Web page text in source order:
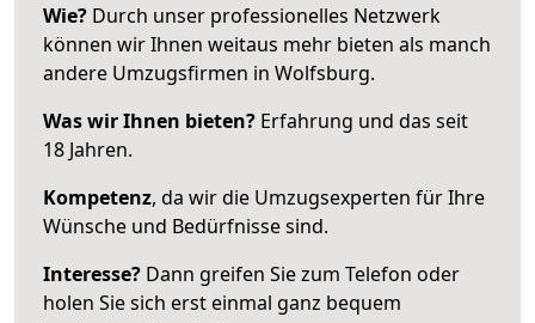
Wie? Durch unser professionelles Netzwerk
können wir Ihnen weitaus mehr bieten als manch
andere Umzugsfirmen in Wolfsburg.
Was wir Ihnen bieten? Erfahrung und das seit
18 Jahren.
Kompetenz, da wir die Umzugsexperten für Ihre
Wünsche und Bedürfnisse sind.
Interesse? Dann greifen Sie zum Telefon oder
holen Sie sich erst einmal ganz bequem